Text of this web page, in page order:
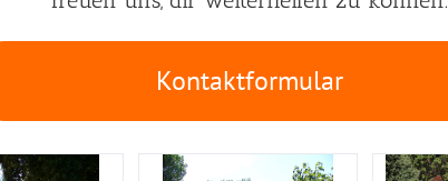
Kontaktformular